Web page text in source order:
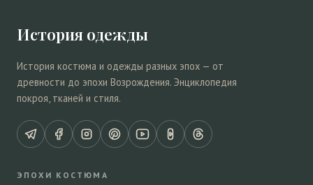
История одежды
История костюма и одежды разных эпох — от
древности до эпохи Возрождения. Энциклопедия
покроя, тканей и стиля.
ЭПОХИ КОСТЮМА